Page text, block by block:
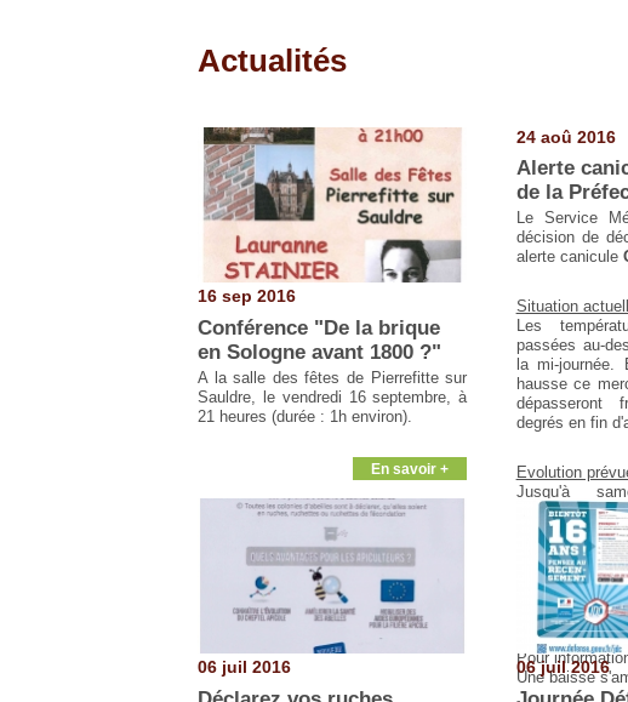
Actualités
16 sep 2016
Conférence "De la brique
en Sologne avant 1800 ?"
A la salle des fêtes de Pierrefitte sur
Sauldre, le vendredi 16 septembre, à
21 heures (durée : 1h environ).
En savoir +
24 aoû 2016
Alerte
de la
Le Service
décision de
alerte canicule
Situation
Les
passées au-
la mi-journée.
hausse ce
dépasseront
degrés en fin
Evolution
Jusqu'à
températures
nuit, elles
dessous de
les
d'après-midi
comprises
Pour
Une baisse
06 juil 2016 06 juil 2016
Pages